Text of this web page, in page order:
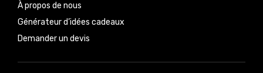
À propos de nous
Générateur d’idées cadeaux
Demander un devis